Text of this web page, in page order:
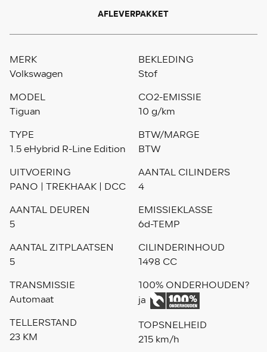
AFLEVERPAKKET
MERK
Volkswagen
MODEL
Tiguan
TYPE
1.5 eHybrid R-Line Edition
UITVOERING
PANO | TREKHAAK | DCC
AANTAL DEUREN
5
AANTAL ZITPLAATSEN
5
TRANSMISSIE
Automaat
TELLERSTAND
23 KM
BEKLEDING
Stof
CO2-EMISSIE
10 g/km
BTW/MARGE
BTW
AANTAL CILINDERS
4
EMISSIEKLASSE
6d-TEMP
CILINDERINHOUD
1498 CC
100% ONDERHOUDEN?
ja
TOPSNELHEID
215 km/h